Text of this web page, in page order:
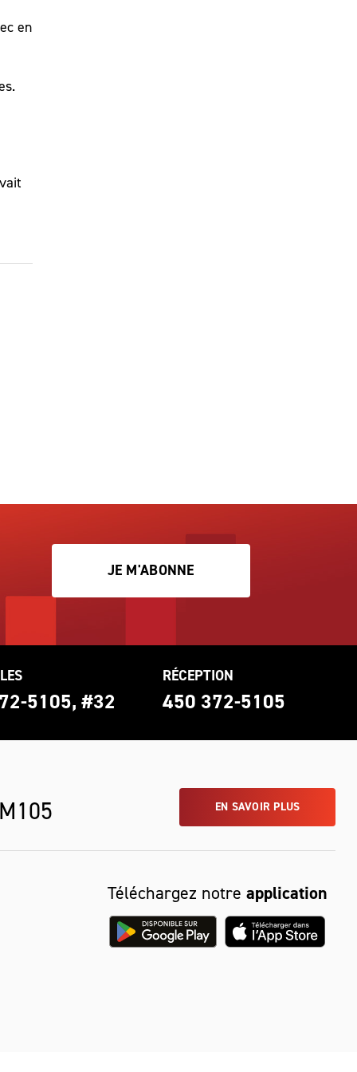
en
JE M'ABONNE
5105, #32
RÉCEPTION
450 372-5105
EN SAVOIR PLUS
Téléchargez notre application